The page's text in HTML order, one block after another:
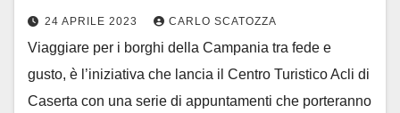
24 APRILE 2023 CARLO SCATOZZA
Viaggiare per i borghi della Campania tra fede e
gusto, è l’iniziativa che lancia il Centro Turistico Acli di
Caserta con una serie di appuntamenti che porteranno